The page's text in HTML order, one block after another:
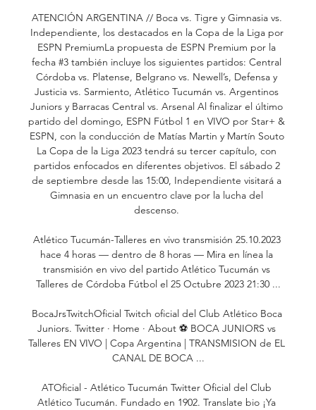
ATENCIÓN ARGENTINA // Boca vs. Tigre y Gimnasia vs.
Independiente, los destacados en la Copa de la Liga por
ESPN PremiumLa propuesta de ESPN Premium por la
fecha #3 también incluye los siguientes partidos: Central
Córdoba vs. Platense, Belgrano vs. Newell’s, Defensa y
Justicia vs. Sarmiento, Atlético Tucumán vs. Argentinos
Juniors y Barracas Central vs. Arsenal Al finalizar el último
partido del domingo, ESPN Fútbol 1 en VIVO por Star+ &
ESPN, con la conducción de Matías Martin y Martín Souto
La Copa de la Liga 2023 tendrá su tercer capítulo, con
partidos enfocados en diferentes objetivos. El sábado 2
de septiembre desde las 15:00, Independiente visitará a
Gimnasia en un encuentro clave por la lucha del
descenso.
Atlético Tucumán-Talleres en vivo transmisión 25.10.2023
hace 4 horas — dentro de 8 horas — Mira en línea la
transmisión en vivo del partido Atlético Tucumán vs
Talleres de Córdoba Fútbol el 25 Octubre 2023 21:30 ...
BocaJrsTwitchOficial Twitch oficial del Club Atlético Boca
Juniors. Twitter · Home · About ⚽ BOCA JUNIORS vs
Talleres EN VIVO | Copa Argentina | TRANSMISION de EL
CANAL DE BOCA ...
ATOficial - Atlético Tucumán Twitter Oficial del Club
Atlético Tucumán. Fundado en 1902. Translate bio ¡Ya